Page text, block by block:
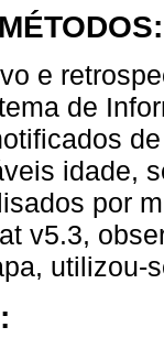
e
de
idade,
por
v5.3,
utilizou-